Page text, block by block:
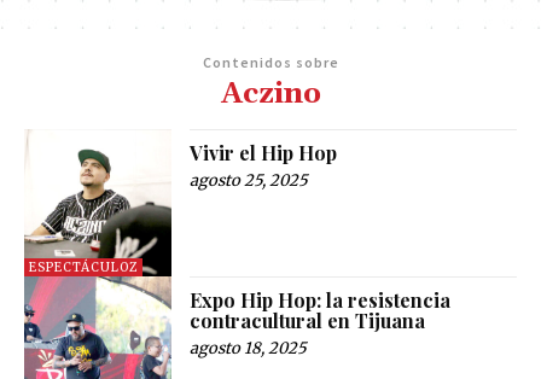
Contenidos sobre
Aczino
ESPECTÁCULOZ
Vivir el Hip Hop
agosto 25, 2025
Expo Hip Hop: la resistencia
contracultural en Tijuana
agosto 18, 2025